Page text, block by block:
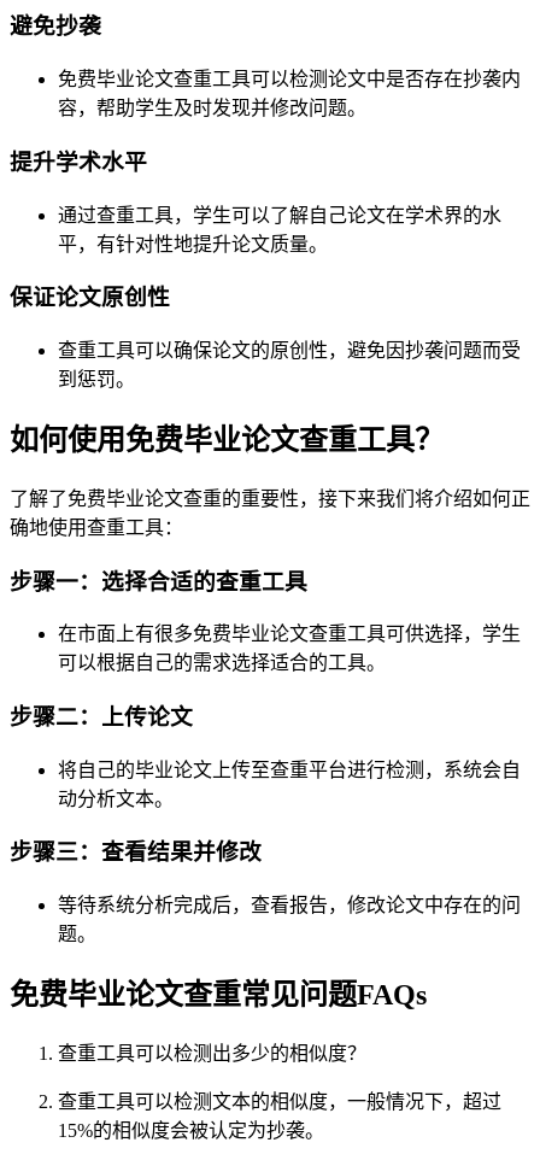
避免抄袭
免费毕业论文查重工具可以检测论文中是否存在抄袭内
容，帮助学生及时发现并修改问题。
提升学术水平
通过查重工具，学生可以了解自己论文在学术界的水
平，有针对性地提升论文质量。
保证论文原创性
查重工具可以确保论文的原创性，避免因抄袭问题而受
到惩罚。
如何使用免费毕业论文查重工具？
了解了免费毕业论文查重的重要性，接下来我们将介绍如何正
确地使用查重工具：
步骤一：选择合适的查重工具
在市面上有很多免费毕业论文查重工具可供选择，学生
可以根据自己的需求选择适合的工具。
步骤二：上传论文
将自己的毕业论文上传至查重平台进行检测，系统会自
动分析文本。
步骤三：查看结果并修改
等待系统分析完成后，查看报告，修改论文中存在的问
题。
免费毕业论文查重常见问题FAQs
查重工具可以检测出多少的相似度？
查重工具可以检测文本的相似度，一般情况下，超过
15%的相似度会被认定为抄袭。